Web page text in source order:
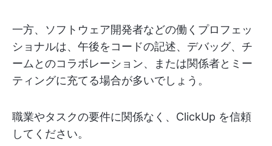
一方、ソフトウェア開発者などの働くプロフェッ
ショナルは、午後をコードの記述、デバッグ、チ
ームとのコラボレーション、または関係者とミー
ティングに充てる場合が多いでしょう。
職業やタスクの要件に関係なく、ClickUp を信頼
してください。